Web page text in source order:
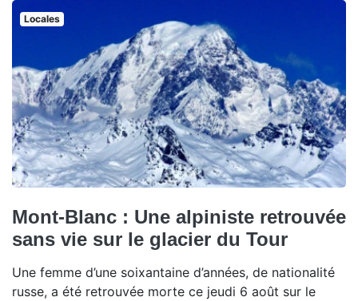
Locales
Mont-Blanc : Une alpiniste retrouvée
sans vie sur le glacier du Tour
Une femme d’une soixantaine d’années, de nationalité
russe, a été retrouvée morte ce jeudi 6 août sur le